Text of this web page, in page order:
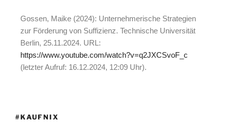
Gossen, Maike (2024): Unternehmerische Strategien
zur Förderung von Suffizienz. Technische Universität
Berlin, 25.11.2024. URL:
https://www.youtube.com/watch?v=q2JXCSvoF_c
(letzter Aufruf: 16.12.2024, 12:09 Uhr).
#KAUFNIX